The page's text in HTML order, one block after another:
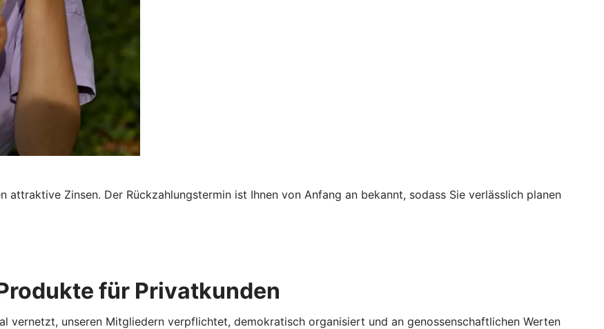
Zinsen. Der Rückzahlungstermin ist Ihnen von Anfang an bekannt, sodass Sie verlässlich planen
für Privatkunden
vernetzt, unseren Mitgliedern verpflichtet, demokratisch organisiert und an genossenschaftlichen Werten